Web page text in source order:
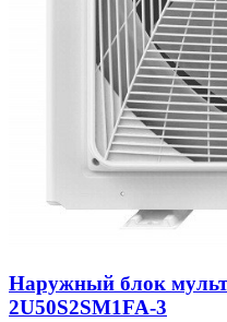
Наружный блок
2U50S2SM1FA-3